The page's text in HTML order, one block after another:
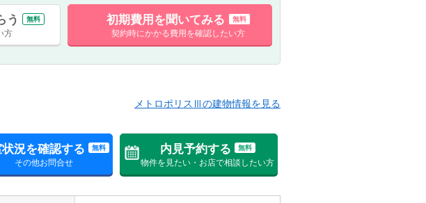
う 無料
方
初期費用を聞いてみる 無料
契約時にかかる費用を確認したい方
況を確認する 無料
その他お問合せ
内見予約する 無料
物件を見たい・お店で相談したい方
メトロポリスⅢの建物情報を見る